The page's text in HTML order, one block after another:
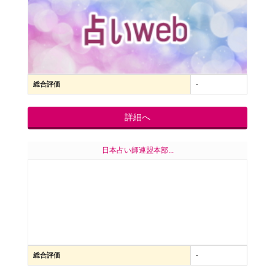
総合評価 -
詳細へ
日本占い師連盟本部...
総合評価 -